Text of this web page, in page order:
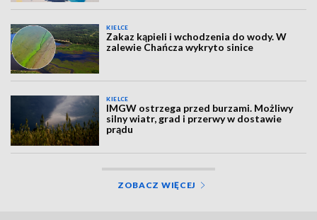
KIELCE
Zakaz kąpieli i wchodzenia do wody. W
zalewie Chańcza wykryto sinice
KIELCE
IMGW ostrzega przed burzami. Możliwy
silny wiatr, grad i przerwy w dostawie
prądu
ZOBACZ WIĘCEJ